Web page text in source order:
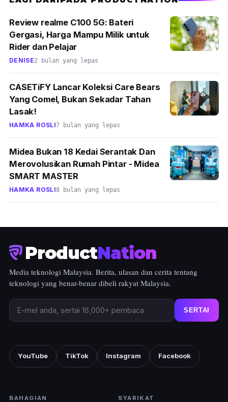
Review realme C100 5G: Bateri
Gergasi, Harga Mampu Milik untuk
Rider dan Pelajar
DENISE2 bulan yang lepas
CASETiFY Lancar Koleksi Care Bears
Yang Comel, Bukan Sekadar Tahan
Lasak!
HAMKA ROSLI7 bulan yang lepas
Midea Bukan 18 Kedai Serantak Dan
Merovolusikan Rumah Pintar - Midea
SMART MASTER
HAMKA ROSLI8 bulan yang lepas
ProductNation
Media teknologi Malaysia. Berita, ulasan dan cerita tentang
teknologi yang benar-benar dibeli rakyat Malaysia.
SERTAI
YouTube TikTok Instagram Facebook
BAHAGIAN SYARIKAT